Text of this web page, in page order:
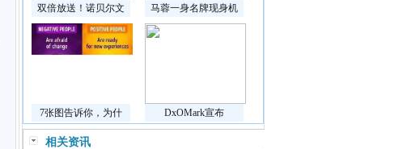
双倍放送！诺贝尔文 马蓉一身名牌现身机
7张图告诉你，为什 DxOMark宣布
相关资讯